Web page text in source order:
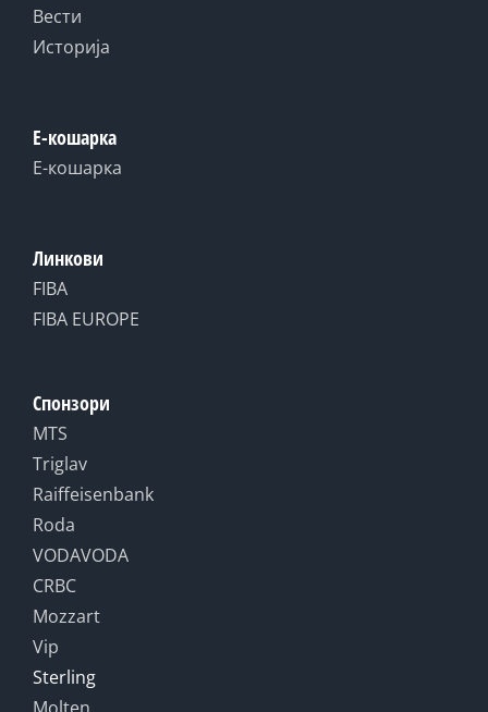
Вести
Историја
Е-кошарка
Е-кошарка
Линкови
FIBA
FIBA EUROPE
Спонзори
MTS
Triglav
Raiffeisenbank
Roda
VODAVODA
CRBC
Mozzart
Vip
Sterling